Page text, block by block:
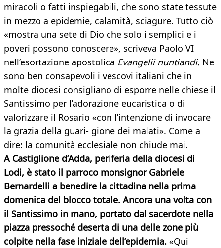
miracoli o fatti inspiegabili, che sono state tessute
in mezzo a epidemie, calamità, sciagure. Tutto ciò
«mostra una sete di Dio che solo i semplici e i
poveri possono conoscere», scriveva Paolo VI
nell’esortazione apostolica Evangelii nuntiandi. Ne
sono ben consapevoli i vescovi italiani che in
molte diocesi consigliano di esporre nelle chiese il
Santissimo per l’adorazione eucaristica o di
valorizzare il Rosario «con l’intenzione di invocare
la grazia della guari- gione dei malati». Come a
dire: la comunità ecclesiale non chiude mai.
A Castiglione d’Adda, periferia della diocesi di
Lodi, è stato il parroco monsignor Gabriele
Bernardelli a benedire la cittadina nella prima
domenica del blocco totale. Ancora una volta con
il Santissimo in mano, portato dal sacerdote nella
piazza pressoché deserta di una delle zone più
colpite nella fase iniziale dell’epidemia. «Qui